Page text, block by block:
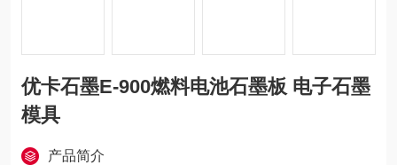
优卡石墨E-900燃料电池石墨板 电子石墨
模具
产品简介